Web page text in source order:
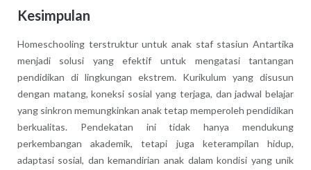
Kesimpulan
Homeschooling terstruktur untuk anak staf stasiun Antartika
menjadi solusi yang efektif untuk mengatasi tantangan
pendidikan di lingkungan ekstrem. Kurikulum yang disusun
dengan matang, koneksi sosial yang terjaga, dan jadwal belajar
yang sinkron memungkinkan anak tetap memperoleh pendidikan
berkualitas. Pendekatan ini tidak hanya mendukung
perkembangan akademik, tetapi juga keterampilan hidup,
adaptasi sosial, dan kemandirian anak dalam kondisi yang unik